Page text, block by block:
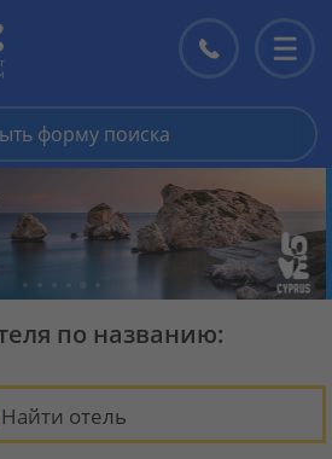
Контакты
форму поиска
по названию:
Найти отель